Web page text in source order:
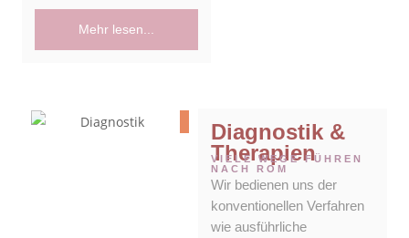
Mehr lesen...
Diagnostik &
Therapien
VIELE WEGE FÜHREN
NACH ROM
Wir bedienen uns der
konventionellen Verfahren
wie ausführliche